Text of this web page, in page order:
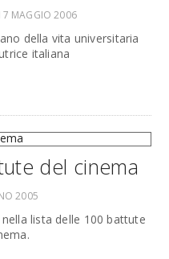
MAGGIO 2006
della vita universitaria
italiana
del cinema
2005
lista delle 100 battute